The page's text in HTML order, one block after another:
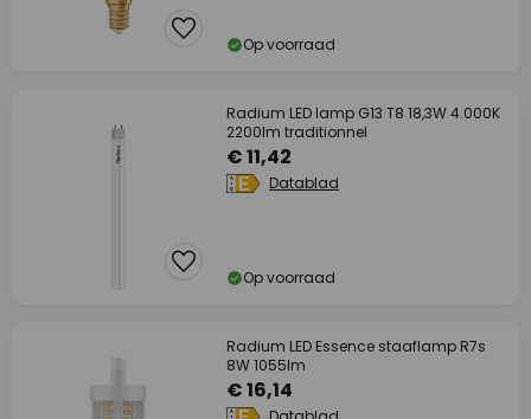
Op voorraad
Radium LED lamp G13 T8 18,3W 4.000K
2200lm traditionnel
€ 11,42
Datablad
Op voorraad
Radium LED Essence staaflamp R7s
8W 1055lm
€ 16,14